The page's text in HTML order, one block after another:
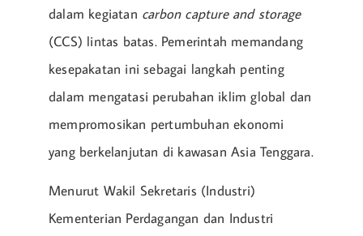
dalam kegiatan carbon capture and storage
(CCS) lintas batas. Pemerintah memandang
kesepakatan ini sebagai langkah penting
dalam mengatasi perubahan iklim global dan
mempromosikan pertumbuhan ekonomi
yang berkelanjutan di kawasan Asia Tenggara.
Menurut Wakil Sekretaris (Industri)
Kementerian Perdagangan dan Industri